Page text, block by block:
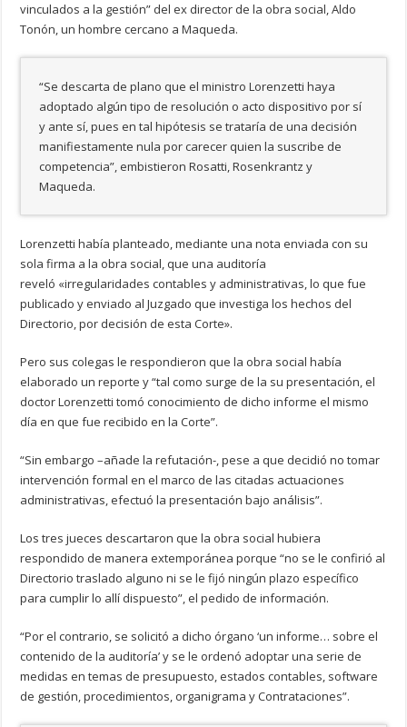
vinculados a la gestión” del ex director de la obra social, Aldo
Tonón, un hombre cercano a Maqueda.
“Se descarta de plano que el ministro Lorenzetti haya
adoptado algún tipo de resolución o acto dispositivo por sí
y ante sí, pues en tal hipótesis se trataría de una decisión
manifiestamente nula por carecer quien la suscribe de
competencia”, embistieron Rosatti, Rosenkrantz y
Maqueda.
Lorenzetti había planteado, mediante una nota enviada con su
sola firma a la obra social, que una auditoría
reveló «irregularidades contables y administrativas, lo que fue
publicado y enviado al Juzgado que investiga los hechos del
Directorio, por decisión de esta Corte».
Pero sus colegas le respondieron que la obra social había
elaborado un reporte y “tal como surge de la su presentación, el
doctor Lorenzetti tomó conocimiento de dicho informe el mismo
día en que fue recibido en la Corte”.
“Sin embargo –añade la refutación-, pese a que decidió no tomar
intervención formal en el marco de las citadas actuaciones
administrativas, efectuó la presentación bajo análisis”.
Los tres jueces descartaron que la obra social hubiera
respondido de manera extemporánea porque “no se le confirió al
Directorio traslado alguno ni se le fijó ningún plazo específico
para cumplir lo allí dispuesto”, el pedido de información.
“Por el contrario, se solicitó a dicho órgano ‘un informe… sobre el
contenido de la auditoría’ y se le ordenó adoptar una serie de
medidas en temas de presupuesto, estados contables, software
de gestión, procedimientos, organigrama y Contrataciones”.